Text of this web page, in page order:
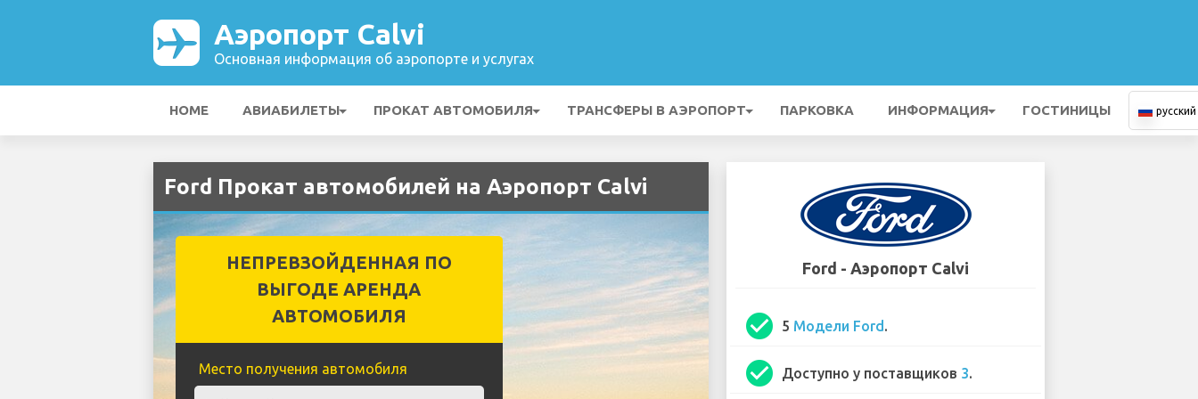
Аэропорт Calvi
Основная информация об аэропорте и услугах
HOME АВИАБИЛЕТЫ ПРОКАТ АВТОМОБИЛЯ ТРАНСФЕРЫ В АЭРОПОРТ ПАРКОВКА ИНФОРМАЦИЯ ГОСТИНИЦЫ русский
Ford Прокат автомобилей на Аэропорт Calvi
НЕПРЕВЗОЙДЕННАЯ ПО
ВЫГОДЕ АРЕНДА
АВТОМОБИЛЯ
Место получения автомобиля
Ford - Аэропорт Calvi
check_circle 5 Модели Ford.
check_circle Доступно у поставщиков 3.